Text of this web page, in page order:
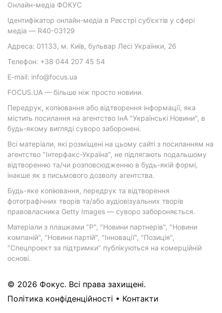
Онлайн-медіа ФОКУС
Ідентифікатор онлайн-медіа в Реєстрі суб’єктів у сфері
медіа — R40-03129
Адреса: 01133, м. Київ, бульвар Лесі Українки, 26
Телефон: +38 044 207 45 54
E-mail: info@focus.ua
FOCUS.UA — більше ніж просто новини.
Передрук, копіювання або відтворення інформації, яка
містить посилання на агентство ІнА "Українські Новини", в
будь-якому вигляді суворо заборонені.
Всі матеріали, які розміщені на цьому сайті з посиланням на
агентство "Інтерфакс-Україна", не підлягають подальшому
відтворенню та/чи розповсюдженню в будь-якій формі,
інакше як з письмового дозволу агентства.
Будь-яке копіювання, передрук та відтворення
фотографічних творів та/або аудіовізуальних творів
правовласника Getty Images — суворо забороняється.
Матеріали з плашками "Р", "Новини партнерів", "Новини
компаній", "Новини партій", "Інновації", "Позиція",
"Спецпроект за підтримки" публікуються на комерційній
основі.
© 2026 Фокус. Всі права захищені.
Політика конфіденційності • Контакти